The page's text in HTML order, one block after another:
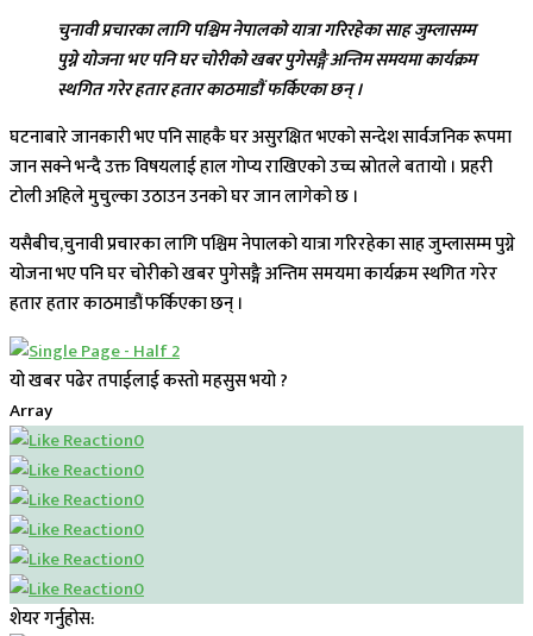
चुनावी प्रचारका लागि पश्चिम नेपालको यात्रा गरिरहेका साह जुम्लासम्म
पुग्ने योजना भए पनि घर चोरीको खबर पुगेसङ्गै अन्तिम समयमा कार्यक्रम
स्थगित गरेर हतार हतार काठमाडौं फर्किएका छन् ।
घटनाबारे जानकारी भए पनि साहकै घर असुरक्षित भएको सन्देश सार्वजनिक रूपमा
जान सक्ने भन्दै उक्त विषयलाई हाल गोप्य राखिएको उच्च स्रोतले बतायो । प्रहरी
टोली अहिले मुचुल्का उठाउन उनको घर जान लागेको छ ।
यसैबीच,चुनावी प्रचारका लागि पश्चिम नेपालको यात्रा गरिरहेका साह जुम्लासम्म पुग्ने
योजना भए पनि घर चोरीको खबर पुगेसङ्गै अन्तिम समयमा कार्यक्रम स्थगित गरेर
हतार हतार काठमाडौं फर्किएका छन् ।
यो खबर पढेर तपाईलाई कस्तो महसुस भयो ?
Array
0
0
0
0
0
0
शेयर गर्नुहोस: